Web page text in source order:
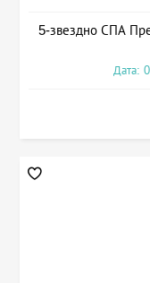
5-звездно СПА
Дата: